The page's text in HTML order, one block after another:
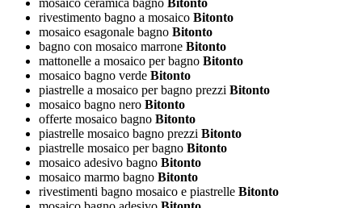
mosaico ceramica bagno Bitonto
rivestimento bagno a mosaico Bitonto
mosaico esagonale bagno Bitonto
bagno con mosaico marrone Bitonto
mattonelle a mosaico per bagno Bitonto
mosaico bagno verde Bitonto
piastrelle a mosaico per bagno prezzi Bitonto
mosaico bagno nero Bitonto
offerte mosaico bagno Bitonto
piastrelle mosaico bagno prezzi Bitonto
piastrelle mosaico per bagno Bitonto
mosaico adesivo bagno Bitonto
mosaico marmo bagno Bitonto
rivestimenti bagno mosaico e piastrelle Bitonto